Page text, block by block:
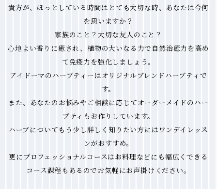
貴方が、ほっとしている時間はとても大切な時、あなたは今何
を思いますか？
家族のこと？大切な友人のこと？
心地よい香りに癒され、植物の大いなる力で自然治癒力を高め
て免疫力を強化しましょう。
アイドーマのハーブティーはオリジナルブレンドハーブティで
す。
また、あなたのお悩みやご相談に応じてオーダーメイドのハー
ブティもお作りしています。
ハーブについてもう少し詳しく知りたい方にはワンデイレッス
ンがおすすめ。
更にプロフェッショナルコースはお料理などにも幅広くできる
コース課程もあるのでお気軽にお声掛けください。